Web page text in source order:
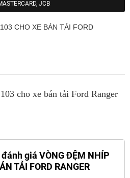
JCB
cho xe bán tải Ford Ranger
giá VÒNG ĐỆM NHÍP
TẢI FORD RANGER